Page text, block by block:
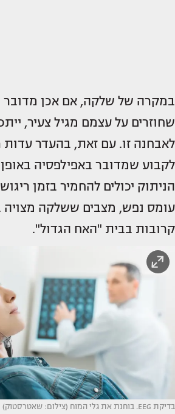
במקרה של שלקה, אם אכן מדובר
שחוזרים על עצמם מגיל צעיר,
לאבחנה זו. עם זאת, בהעדר עדות
לקבוע שמדובר באפילפסיה
הניתוק יכולים להחמיר בזמן
עומס נפש, מצבים ששלקה מצויה
קרובות בבית "האח הגדול".
בדיקת EEG. בוחנת את גלי המוח (צילום: שאטרסטוק)